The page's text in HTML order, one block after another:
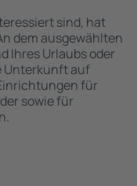
sind, hat
dem ausgewählten
Ihres Urlaubs oder
Unterkunft auf
für
sowie für